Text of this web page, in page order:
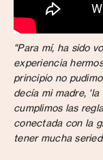
"Para mí, ha sido
experiencia
principio no
decía mi madre,
cumplimos las
conectada con la
tener mucha